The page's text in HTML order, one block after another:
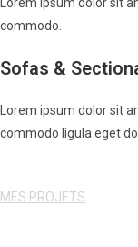
commodo.
Sofas &
Lorem ipsum dolor sit
commodo ligula eget
MES PROJETS